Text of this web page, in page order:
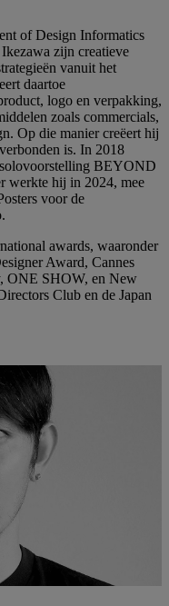
of Design Informatics
zijn creatieve
vanuit het
daartoe
logo en verpakking,
zoals commercials,
Op die manier creëert hij
is. In 2018
BEYOND
werkte hij in 2024, mee
voor de
awards, waaronder
Award, Cannes
ONE SHOW, en New
Club en de Japan